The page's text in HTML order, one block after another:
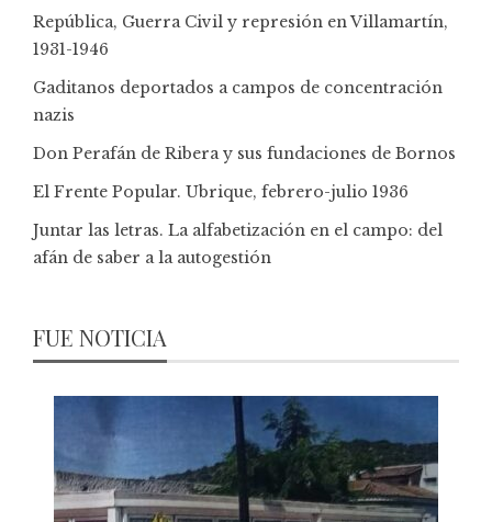
República, Guerra Civil y represión en Villamartín,
1931-1946
Gaditanos deportados a campos de concentración
nazis
Don Perafán de Ribera y sus fundaciones de Bornos
El Frente Popular. Ubrique, febrero-julio 1936
Juntar las letras. La alfabetización en el campo: del
afán de saber a la autogestión
FUE NOTICIA